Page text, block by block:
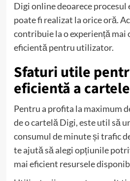
Digi online deoarece procesul
poate fi realizat la orice oră.
contribuie la o experiență
eficientă pentru utilizator.
Sfaturi utile
eficientă a
Pentru a profita la maximum
de o cartelă Digi, este util să
consumul de minute și trafic
te ajută să alegi opțiunile
mai eficient resursele